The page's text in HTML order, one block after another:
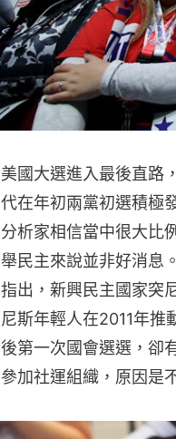
美國大選進入最後直路
代在年初兩黨初選積極
分析家相信當中很大比
舉民主來說並非好消息
指出，新興民主國家突
尼斯年輕人在2011年推
後第一次國會選選，卻
參加社運組織，原因是